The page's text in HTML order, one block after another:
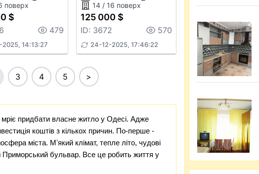
поверх
$
479
2025, 14:13:27
14 / 16 поверх
125 000 $
ID: 3672 570
24-12-2025, 17:46:22
3 4 5 >
придбати власне житло у Одесі. Адже
коштів з кількох причин. По-перше -
міста. Мʼякий клімат, тепле літо, чудові
бульвар. Все це робить життя у